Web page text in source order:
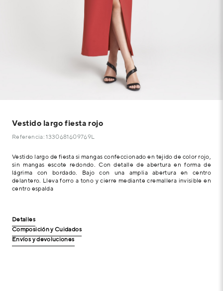
Vestido largo fiesta rojo
Referencia: 1330681609769L
Vestido largo de fiesta si mangas confeccionado en tejido de color rojo,
sin mangas escote redondo. Con detalle de abertura en forma de
lágrima con bordado. Bajo con una amplia abertura en centro
delantero. Lleva forro a tono y cierre mediante cremallera invisible en
centro espalda
Detalles
Composición y Cuidados
Envíos y devoluciones